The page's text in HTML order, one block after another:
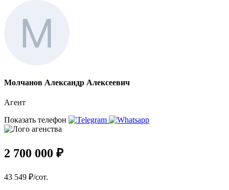
Молчанов Александр Алексеевич
Агент
Показать телефон
2 700 000 ₽
43 549 ₽/сот.